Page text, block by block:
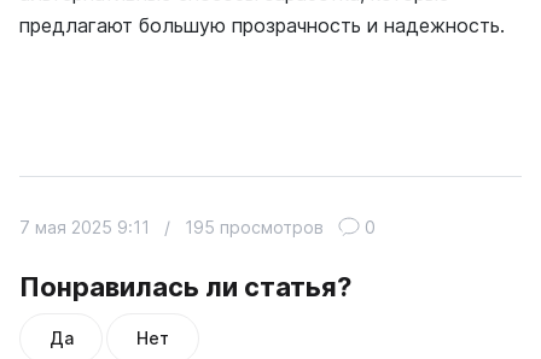
предлагают большую прозрачность и надежность.
Понравилась ли статья?
Да Нет
7 мая 2025 9:11 / 195 просмотров 0